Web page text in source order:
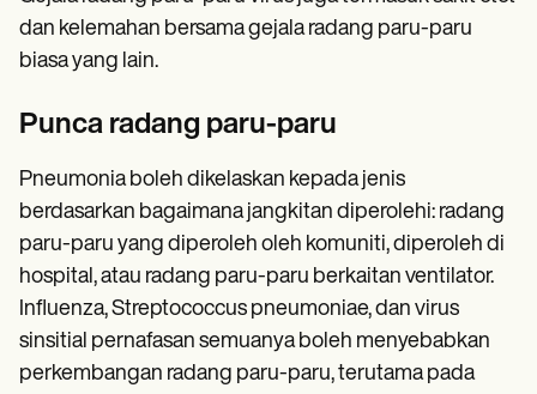
dan kelemahan bersama gejala radang paru-paru
biasa yang lain.
Punca radang paru-paru
Pneumonia boleh dikelaskan kepada jenis
berdasarkan bagaimana jangkitan diperolehi: radang
paru-paru yang diperoleh oleh komuniti, diperoleh di
hospital, atau radang paru-paru berkaitan ventilator.
Influenza, Streptococcus pneumoniae, dan virus
sinsitial pernafasan semuanya boleh menyebabkan
perkembangan radang paru-paru, terutama pada